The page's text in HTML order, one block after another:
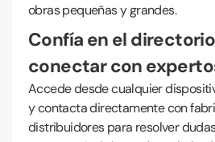
obras pequeñas y grandes.
Confía en el
conectar con
Accede desde cualquier
y contacta directamente con
distribuidores para resolver